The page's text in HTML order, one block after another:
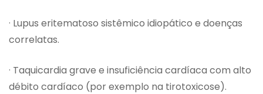
· Lupus eritematoso sistêmico idiopático e doenças
correlatas.
· Taquicardia grave e insuficiência cardíaca com alto
débito cardíaco (por exemplo na tirotoxicose).